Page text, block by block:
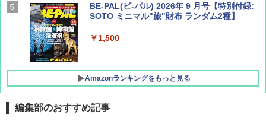
BE-PAL(ビ-パル) 2026年 9 月号【特別付録:
SOTO ミニマル"旅"財布 ランダム2種】
￥1,500
Amazonランキングをもっと見る
編集部のおすすめ記事